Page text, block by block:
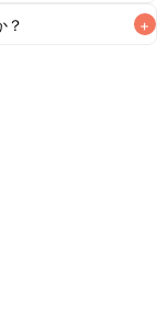
だくことをお
？ +
いただけま
なるようご調節